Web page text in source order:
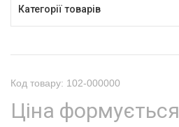
Категорії товарів
Код товару: 102-000000
Ціна формується